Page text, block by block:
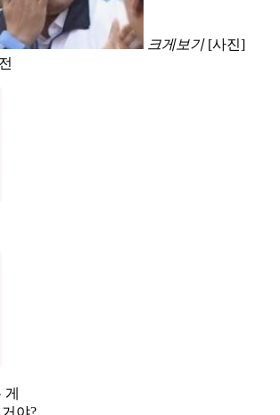
크게보기 [사진]
야?